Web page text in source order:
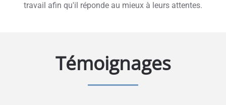
travail afin qu'il réponde au mieux à leurs attentes.
Témoignages